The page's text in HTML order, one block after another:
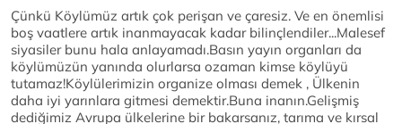
Çünkü Köylümüz artık çok perişan ve çaresiz. Ve en önemlisi
boş vaatlere artık inanmayacak kadar bilinçlendiler...Malesef
siyasiler bunu hala anlayamadı.Basın yayın organları da
köylümüzün yanında olurlarsa ozaman kimse köylüyü
tutamaz!Köylülerimizin organize olması demek , Ülkenin
daha iyi yarınlara gitmesi demektir.Buna inanın.Gelişmiş
dediğimiz Avrupa ülkelerine bir bakarsanız, tarıma ve kırsal